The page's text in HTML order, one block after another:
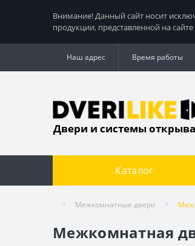
Внимание! Данный сайт носит
продукции, представленной на
Наш адрес Время работы
Двери и системы
Каталог
Межкомнатные двери
Межкомнатная